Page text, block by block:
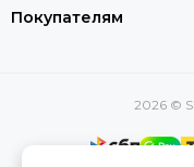
Покупателям
2026 ©